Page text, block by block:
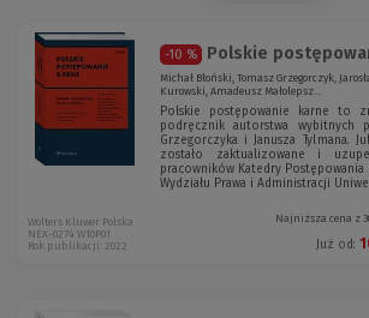
-10 % Polskie
Michał Błoński, Tomasz Grzegorczyk,
Kurowski, Amadeusz Małolepsz...
Polskie postępowanie karne to
podręcznik autorstwa wybitnych
Grzegorczyka i Janusza Tylmana.
zostało zaktualizowane i
pracowników Katedry
Wydziału Prawa i Administracji
Najniższa cena z
Już od:
Wolters Kluwer Polska
NEX-0274 W10P01
Rok publikacji: 2022